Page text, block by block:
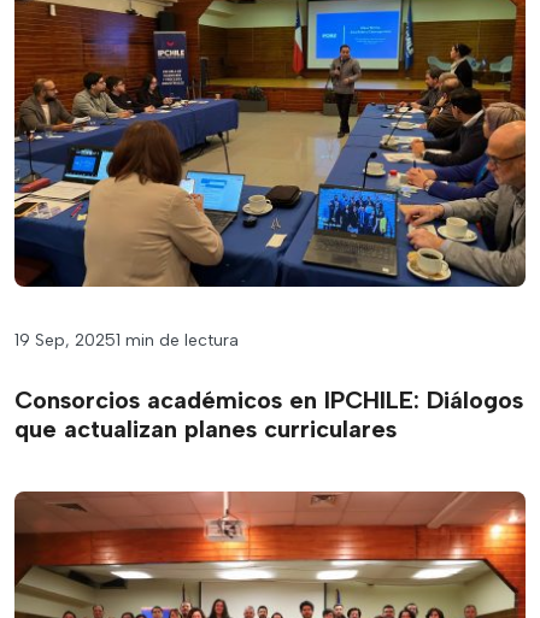
19 Sep, 20251 min de lectura
Consorcios académicos en IPCHILE: Diálogos
que actualizan planes curriculares